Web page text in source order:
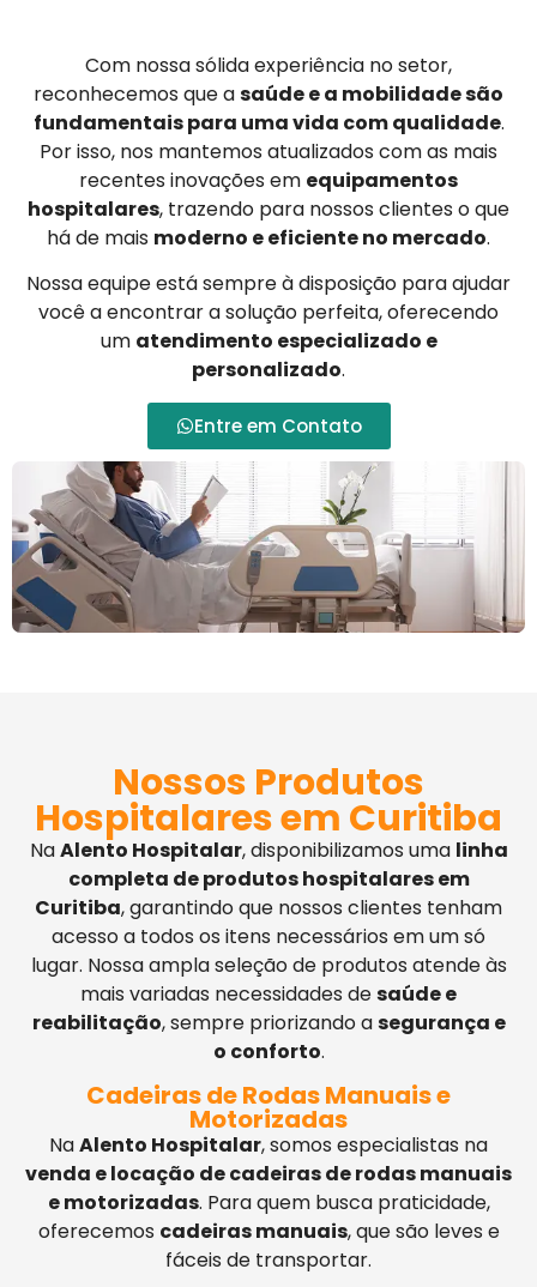
Com nossa sólida experiência no setor,
reconhecemos que asaúde e a mobilidade são
fundamentais para uma vida com qualidade.
Por isso, nos mantemos atualizados com as mais
recentes inovações em equipamentos
hospitalares, trazendo para nossos clientes o que
há de mais moderno e eficiente no mercado.
Nossa equipe está sempre à disposição para ajudar
você a encontrar a solução perfeita, oferecendo
um atendimento especializado e
personalizado.
Entre em Contato
Nossos Produtos
Hospitalares em Curitiba
NaAlento Hospitalar, disponibilizamos uma linha
completa de produtos hospitalares em
Curitiba, garantindo que nossos clientes tenham
acesso a todos os itens necessários em um só
lugar. Nossa ampla seleção de produtos atende às
mais variadas necessidades desaúde e
reabilitação, sempre priorizando asegurança e
o conforto.
Cadeiras de Rodas Manuais e
Motorizadas
NaAlento Hospitalar, somos especialistas na
venda e locação de cadeiras de rodas manuais
e motorizadas. Para quem busca praticidade,
oferecemos cadeiras manuais, que são leves e
fáceis de transportar.